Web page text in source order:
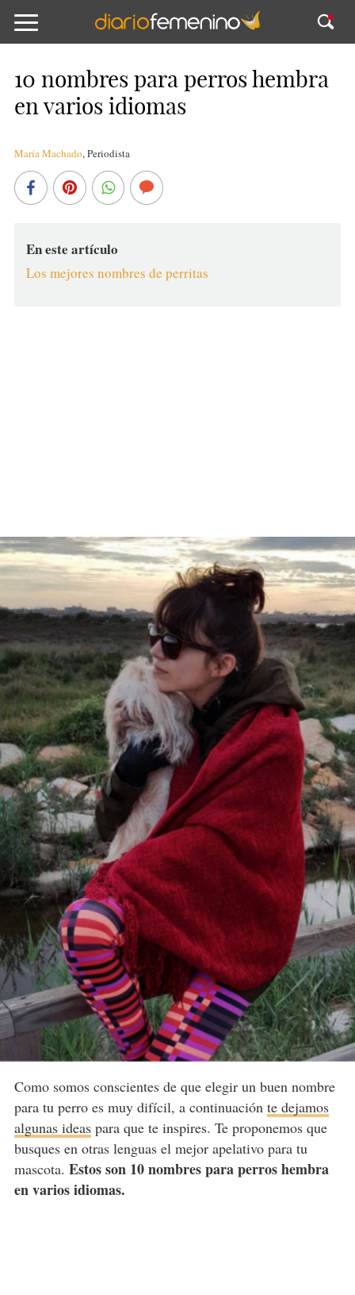
10 nombres para perros hembra
en varios idiomas
María Machado,Periodista
En este artículo
Los mejores nombres de perritas
Como somos conscientes de que elegir un buen nombre
para tu perro es muy difícil, a continuación te dejamos
algunas ideaspara que te inspires. Te proponemos que
busques en otras lenguas el mejor apelativo para tu
mascota. Estos son 10 nombres para perros hembra
en varios idiomas.